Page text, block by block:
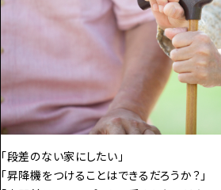
「段差のない家にしたい」
「昇降機をつけることはできるだろうか？」